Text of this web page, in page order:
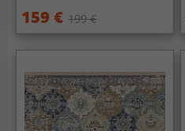
159 € 199 €